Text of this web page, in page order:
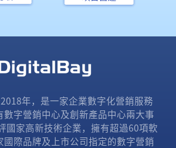
年，是一家企業數字化營銷服務
數字營銷中心及創新產品中心兩大事
國家高新技術企業，擁有超過60項軟
國際品牌及上市公司指定的數字營銷